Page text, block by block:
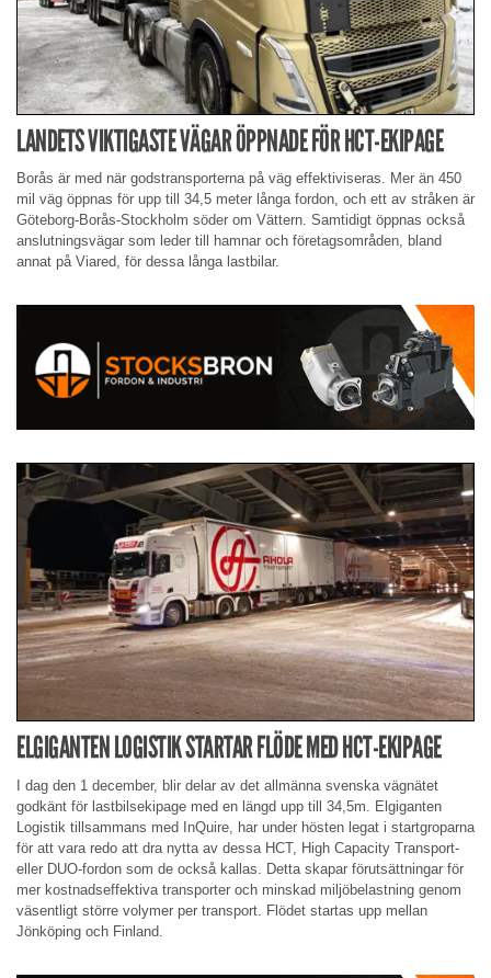
LANDETS VIKTIGASTE VÄGAR ÖPPNADE FÖR HCT-EKIPAGE
Borås är med när godstransporterna på väg effektiviseras. Mer än 450
mil väg öppnas för upp till 34,5 meter långa fordon, och ett av stråken är
Göteborg-Borås-Stockholm söder om Vättern. Samtidigt öppnas också
anslutningsvägar som leder till hamnar och företagsområden, bland
annat på Viared, för dessa långa lastbilar.
ELGIGANTEN LOGISTIK STARTAR FLÖDE MED HCT-EKIPAGE
I dag den 1 december, blir delar av det allmänna svenska vägnätet
godkänt för lastbilsekipage med en längd upp till 34,5m. Elgiganten
Logistik tillsammans med InQuire, har under hösten legat i startgroparna
för att vara redo att dra nytta av dessa HCT, High Capacity Transport-
eller DUO-fordon som de också kallas. Detta skapar förutsättningar för
mer kostnadseffektiva transporter och minskad miljöbelastning genom
väsentligt större volymer per transport. Flödet startas upp mellan
Jönköping och Finland.